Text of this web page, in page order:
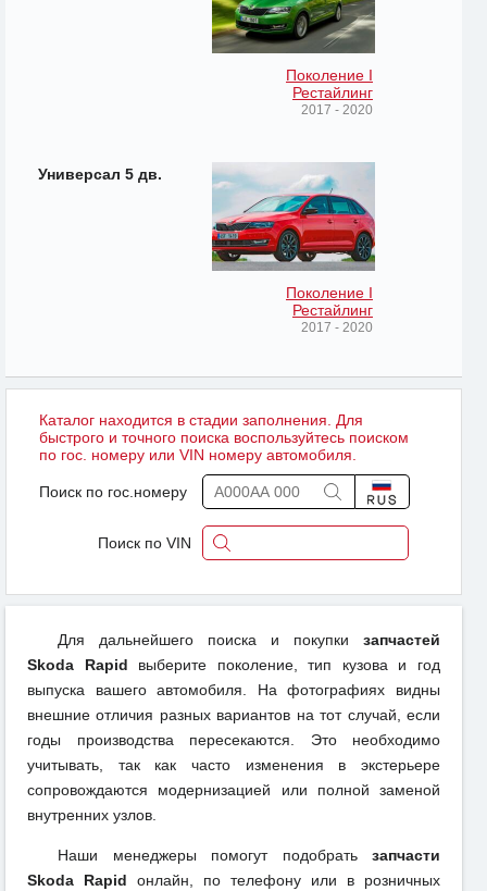
Поколение I
Рестайлинг
2017 - 2020
Универсал 5 дв.
Поколение I
Рестайлинг
2017 - 2020
Каталог находится в стадии заполнения. Для
быстрого и точного поиска воспользуйтесь поиском
по гос. номеру или VIN номеру автомобиля.
Поиск по гос.номеру
Поиск по VIN
Для дальнейшего поиска и покупки запчастей
Skoda Rapid выберите поколение, тип кузова и год
выпуска вашего автомобиля. На фотографиях видны
внешние отличия разных вариантов на тот случай, если
годы производства пересекаются. Это необходимо
учитывать, так как часто изменения в экстерьере
сопровождаются модернизацией или полной заменой
внутренних узлов.
Наши менеджеры помогут подобрать запчасти
Skoda Rapid онлайн, по телефону или в розничных